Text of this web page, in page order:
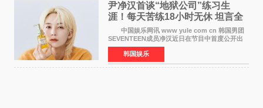
尹净汉首谈“地狱公司”练习生
涯！每天苦练18小时无休 坦言全
靠成员撑过来
中国娱乐网讯 www yule com cn 韩国男团
SEVENTEEN成员净汉近日在节目中首度公开出
道前的残酷练习生经历，并提及经纪公司Pledis
娱乐，引发广泛关注。 在8月2日播出的日本
TBS综艺节目《周
韩国娱乐